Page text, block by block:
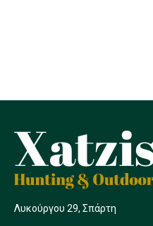
Λυκούργου 29, Σπάρτη